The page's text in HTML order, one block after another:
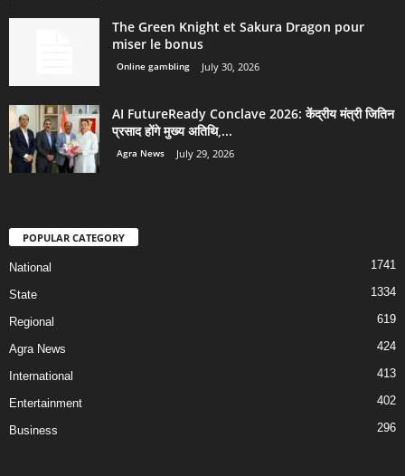
The Green Knight et Sakura Dragon pour
miser le bonus
Online gambling July 30, 2026
AI FutureReady Conclave 2026: केंद्रीय मंत्री जितिन
प्रसाद होंगे मुख्य अतिथि,...
Agra News July 29, 2026
POPULAR CATEGORY
National 1741
State 1334
Regional 619
Agra News 424
International 413
Entertainment 402
Business 296